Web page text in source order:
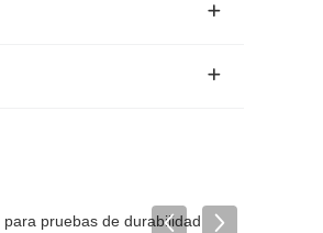
pruebas de durabilidad